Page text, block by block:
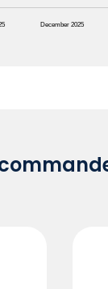
December 2025